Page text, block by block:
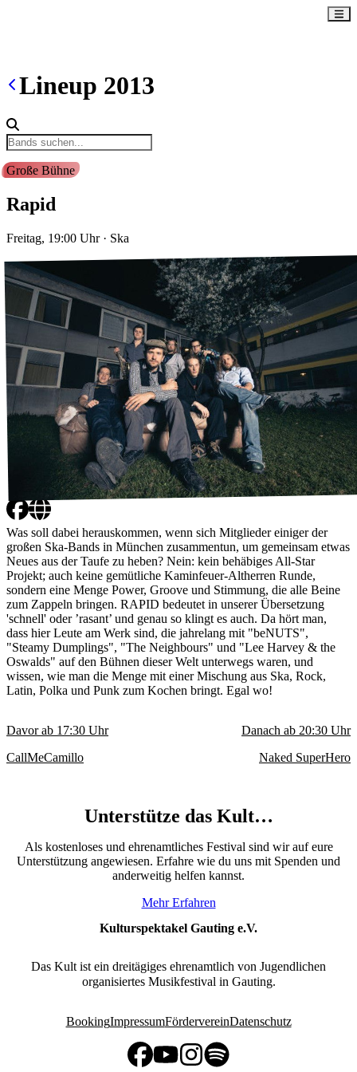
Lineup 2013
Große Bühne
Rapid
Freitag, 19:00 Uhr· Ska
Was soll dabei herauskommen, wenn sich Mitglieder einiger der
großen Ska-Bands in München zusammentun, um gemeinsam etwas
Neues aus der Taufe zu heben? Nein: kein behäbiges All-Star
Projekt; auch keine gemütliche Kaminfeuer-Altherren Runde,
sondern eine Menge Power, Groove und Stimmung, die alle Beine
zum Zappeln bringen. RAPID bedeutet in unserer Übersetzung
'schnell' oder ’rasant’ und genau so klingt es auch. Da hört man,
dass hier Leute am Werk sind, die jahrelang mit "beNUTS",
"Steamy Dumplings", "The Neighbours" und "Lee Harvey & the
Oswalds" auf den Bühnen dieser Welt unterwegs waren, und
wissen, wie man die Menge mit einer Mischung aus Ska, Rock,
Latin, Polka und Punk zum Kochen bringt. Egal wo!
Davor ab 17:30 Uhr
CallMeCamillo
Danach ab 20:30 Uhr
Naked SuperHero
Unterstütze das Kult…
Als kostenloses und ehrenamtliches Festival sind wir auf eure
Unterstützung angewiesen. Erfahre wie du uns mit Spenden und
anderweitig helfen kannst.
Mehr Erfahren
Kulturspektakel Gauting e.V.
Das Kult ist ein dreitägiges ehrenamtlich von Jugendlichen
organisiertes Musikfestival in Gauting.
BookingImpressumFördervereinDatenschutz